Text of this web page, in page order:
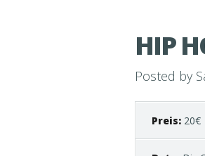
HIP
Posted by
Preis: 20€